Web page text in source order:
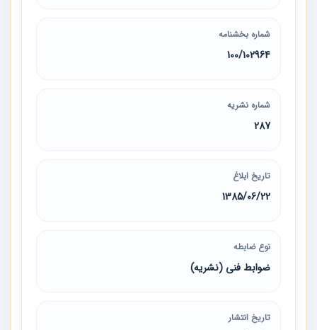
شماره بخشنامه
100/102964
شماره نشریه
287
تاریخ ابلاغ
1385/06/22
نوع ضابطه
ضوابط فنی (نشریه)
تاریخ انتشار